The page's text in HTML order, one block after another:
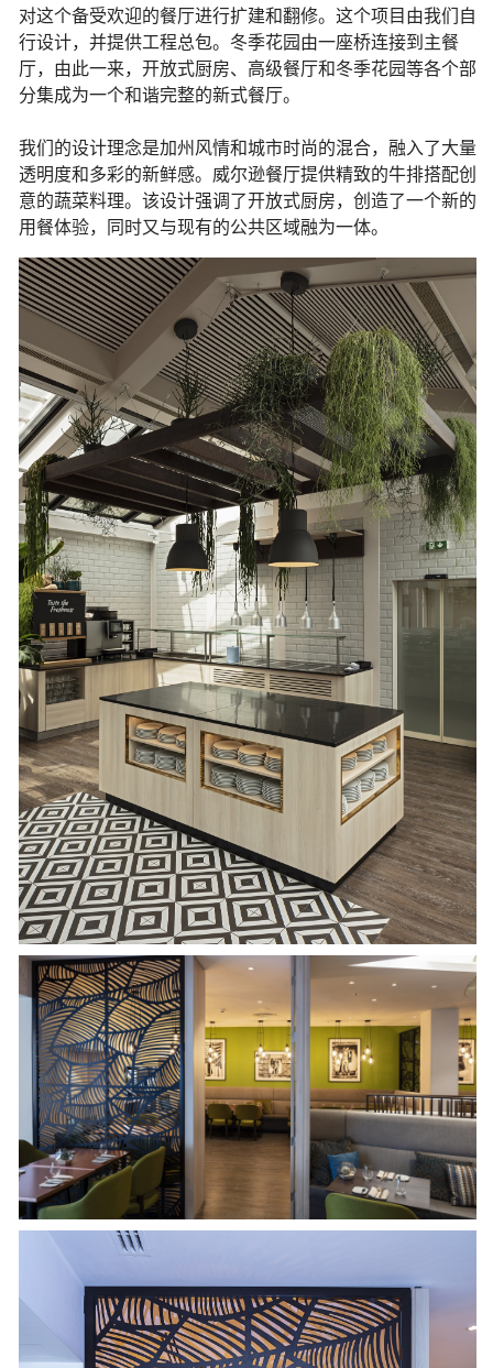
对这个备受欢迎的餐厅进行扩建和翻修。这个项目由我们自
行设计，并提供工程总包。冬季花园由一座桥连接到主餐
厅，由此一来，开放式厨房、高级餐厅和冬季花园等各个部
分集成为一个和谐完整的新式餐厅。
我们的设计理念是加州风情和城市时尚的混合，融入了大量
透明度和多彩的新鲜感。威尔逊餐厅提供精致的牛排搭配创
意的蔬菜料理。该设计强调了开放式厨房，创造了一个新的
用餐体验，同时又与现有的公共区域融为一体。